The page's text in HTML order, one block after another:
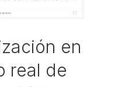
en
real de